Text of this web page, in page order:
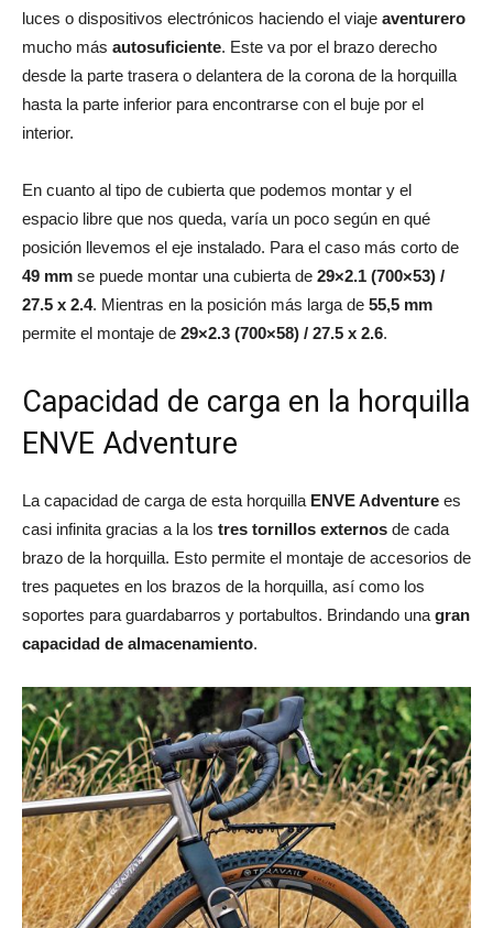
luces o dispositivos electrónicos haciendo el viaje aventurero
mucho más autosuficiente. Este va por el brazo derecho
desde la parte trasera o delantera de la corona de la horquilla
hasta la parte inferior para encontrarse con el buje por el
interior.
En cuanto al tipo de cubierta que podemos montar y el
espacio libre que nos queda, varía un poco según en qué
posición llevemos el eje instalado. Para el caso más corto de
49 mm se puede montar una cubierta de 29×2.1 (700×53) /
27.5 x 2.4. Mientras en la posición más larga de 55,5 mm
permite el montaje de 29×2.3 (700×58) / 27.5 x 2.6.
Capacidad de carga en la horquilla
ENVE Adventure
La capacidad de carga de esta horquilla ENVE Adventure es
casi infinita gracias a la los tres tornillos externos de cada
brazo de la horquilla. Esto permite el montaje de accesorios de
tres paquetes en los brazos de la horquilla, así como los
soportes para guardabarros y portabultos. Brindando una gran
capacidad de almacenamiento.